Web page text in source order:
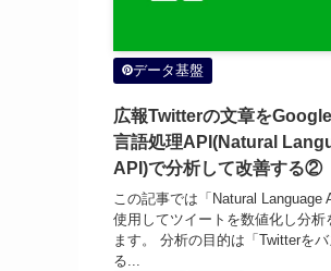
データ基盤
広報Twitterの文章を
言語処理API(Natural
API)で分析して改善する②
この記事では「Natural Language
使用してツイートを数値化し分析
ます。 分析の目的は「Twitterを
る...